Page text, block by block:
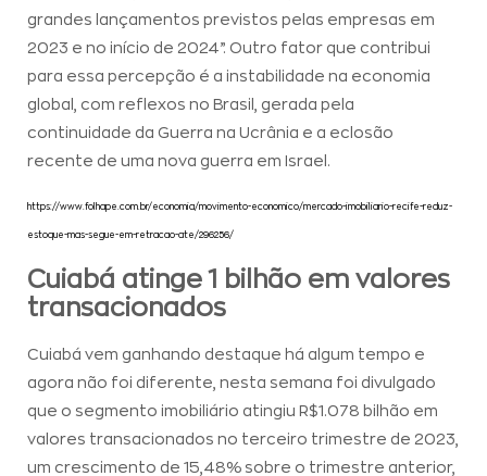
grandes lançamentos previstos pelas empresas em
2023 e no início de 2024”. Outro fator que contribui
para essa percepção é a instabilidade na economia
global, com reflexos no Brasil, gerada pela
continuidade da Guerra na Ucrânia e a eclosão
recente de uma nova guerra em Israel.
https://www.folhape.com.br/economia/movimento-economico/mercado-imobiliario-recife-reduz-
estoque-mas-segue-em-retracao-ate/296256/
Cuiabá atinge 1 bilhão em valores
transacionados
Cuiabá vem ganhando destaque há algum tempo e
agora não foi diferente, nesta semana foi divulgado
que o segmento imobiliário atingiu R$1.078 bilhão em
valores transacionados no terceiro trimestre de 2023,
um crescimento de 15,48% sobre o trimestre anterior,